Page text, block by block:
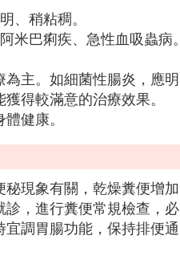
、稍粘稠。
巴痢疾、急性血吸蟲病。
主。如細菌性腸炎，應明
得較滿意的治療效果。
健康。
現象有關，乾燥糞便增加
，進行糞便常規檢查，必
調胃腸功能，保持排便通